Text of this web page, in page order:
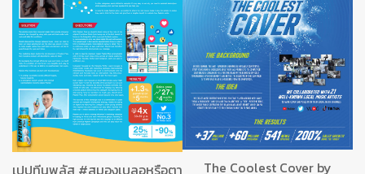
เปปทีนพลัส #สมองเบลอหรือตา
The Coolest Cover by